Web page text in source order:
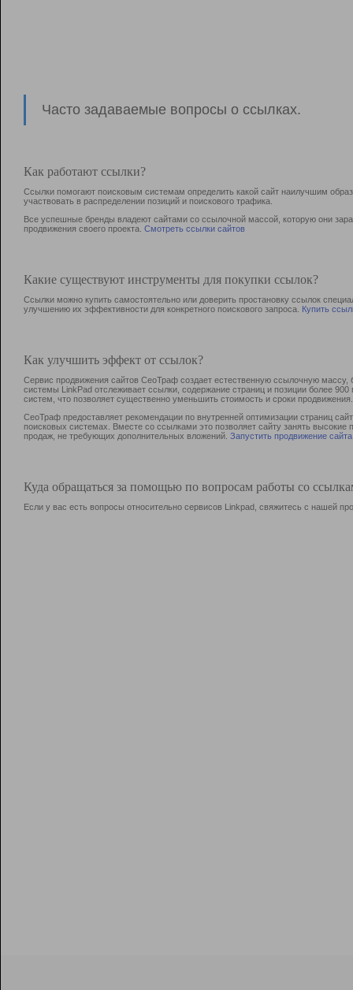
Часто задаваемые вопросы о ссылках.
Как работают ссылки?
Ссылки помогают поисковым системам определить какой сайт наилучшим
участвовать в раcпределении позиций и поискового трафика.
Все успешные бренды владеют сайтами со ссылочной массой, которую они
продвижения своего проекта. Смотреть ссылки сайтов
Какие существуют инструменты для покупки ссылок?
Ссылки можно купить самостоятельно или доверить простановку ссылок
улучшению их эффективности для конкретного поискового запроса. Купить
Как улучшить эффект от ссылок?
Сервис продвижения сайтов СеоТраф создает естественную ссылочную
системы LinkPad отслеживает ссылки, содержание страниц и позиции более
систем, что позволяет существенно уменьшить стоимость и сроки продвижения.
СеоТраф предоставляет рекомендации по внутренней оптимизации страниц
поисковых системах. Вместе со ссылками это позволяет сайту занять
продаж, не требующих дополнительных вложений. Запустить продвижение сайта
Куда обращаться за помощью по вопросам работы со
Если у вас есть вопросы относительно сервисов Linkpad, свяжитесь с нашей